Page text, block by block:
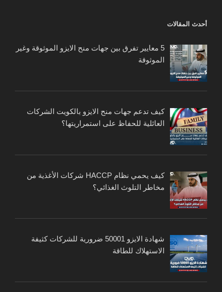
أحدث المقالات
5 معايير تفرق بين جهات منح الايزو الموثوقة وغير
الموثوقة
كيف تدعم جهات منح الايزو بالكويت الشركات
العائلية للحفاظ على استمراريتها؟
كيف يحمي نظام HACCP شركات الأغذية من
مخاطر التلوث الغذائي؟
شهادة الايزو 50001 ضرورية للشركات كثيفة
الاستهلاك للطاقة